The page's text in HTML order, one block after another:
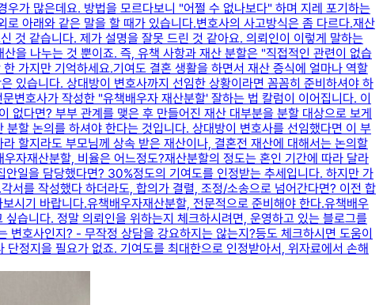
가 많은데요. ​방법을 모르다보니 "어쩔 수 없나보다" 하며 지레 포기하는
아래와 같은 말을 할 때가 있습니다.변호사의 사고방식은 좀 다르다.​재산
것 같습니다. 제가 설명을 잘못 드린 것 같아요. 의뢰인이 이렇게 말하는
을 나누는 것 뿐이죠. ​즉, 유책 사항과 재산 분할은 "직접적인 관련이 없습
가지만 기억하세요.기여도 결혼 생활을 하면서 재산 증식에 얼마나 역할
있습니다. 상대방이 변호사까지 선임한 상황이라면 꼼꼼히 준비하셔야 하
변호사가 작성한 "유책배우자 재산분할' 잘하는 법 칼럼이 이어집니다. 이
다면? ​부부 관계를 맺은 후 만들어진 재산 대부분을 분할 대상으로 보게
할 논의를 하셔야 한다는 것입니다. ​상대방이 변호사를 선임했다면 이 부
할지라도 부모님께 상속 받은 재산이나, 결혼전 재산에 대해서는 논의할
자재산분할, 비율은 어느정도?​재산분할의 정도는 혼인 기간에 따라 달라
일을 담당했다면? 30%​정도의 기여도를 인정받는 추세입니다. ​하지만 가
서를 작성했다 하더라도, 합의가 결렬, 조정/소송으로 넘어간다면? 이전 합
시기 바랍니다.유책배우자재산분할, 전문적으로 준비해야 한다.유책배우
습니다. ​정말 의뢰인을 위하는지 체크하시려면, 운영하고 있는 블로그를
호사인지? - 무작정 상담을 강요하지는 않는지?​등도 체크하시면 도움이
정지을 필요가 없죠. ​기여도를 최대한으로 인정받아서, 위자료에서 손해